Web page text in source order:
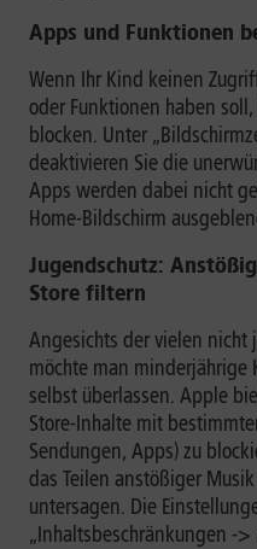
Apps und Funktionen
Wenn Ihr Kind keinen
oder Funktionen haben
blocken. Unter
deaktivieren Sie die
Apps werden dabei nicht
Home-Bildschirm
Jugendschutz:
Store filtern
Angesichts der vielen
möchte man
selbst überlassen. Apple
Store-Inhalte mit
Sendungen, Apps) zu
das Teilen anstößiger
untersagen. Die
„Inhaltsbeschränkungen ->